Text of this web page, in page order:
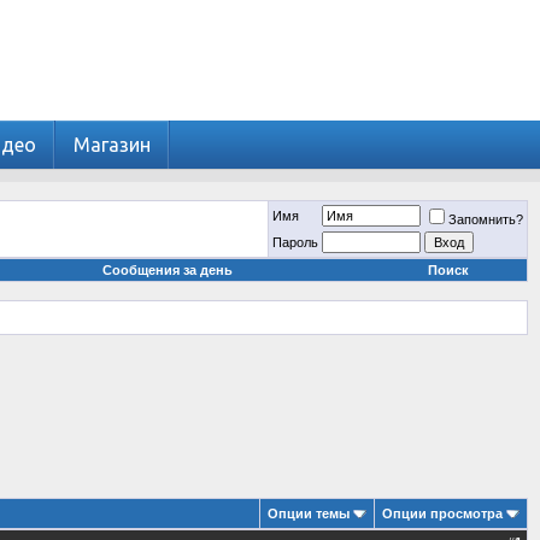
Магазин
Имя
Запомнить?
Пароль
Сообщения за день
Поиск
Опции темы
Опции просмотра